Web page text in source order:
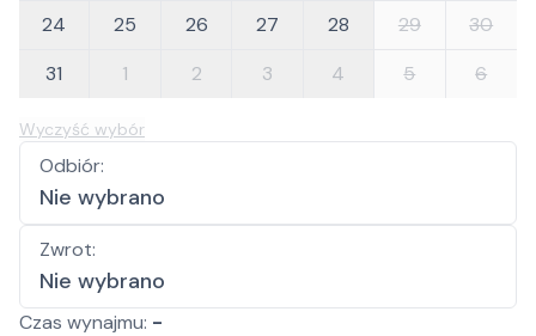
24
25 26 27 28 29
30
31
1 2 3 4 5 6
Wyczyść wybór
Odbiór:
Nie wybrano
Zwrot:
Nie wybrano
Czas wynajmu: -